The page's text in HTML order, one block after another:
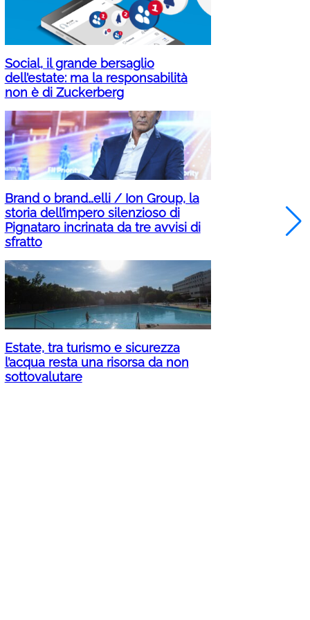
Social, il grande bersaglio
dell’estate: ma la responsabilità
non è di Zuckerberg
Brand o brand…elli / Ion Group, la
storia dell’impero silenzioso di
Pignataro incrinata da tre avvisi di
sfratto
Estate, tra turismo e sicurezza
l’acqua resta una risorsa da non
sottovalutare